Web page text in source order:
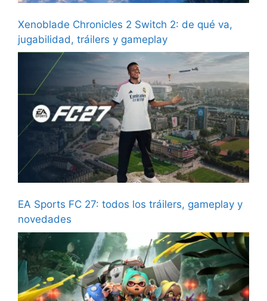
Xenoblade Chronicles 2 Switch 2: de qué va,
jugabilidad, tráilers y gameplay
EA Sports FC 27: todos los tráilers, gameplay y
novedades